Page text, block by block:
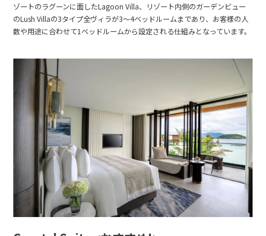
ゾートのラグーンに面したLagoon Villa、リゾート内側のガーデンビュー
のLush Villaの3タイプ全ヴィラが3～4ベッドルームまであり、お客様の人
数や用途に合わせて1ベッドルームから設定される仕組みとなっています。